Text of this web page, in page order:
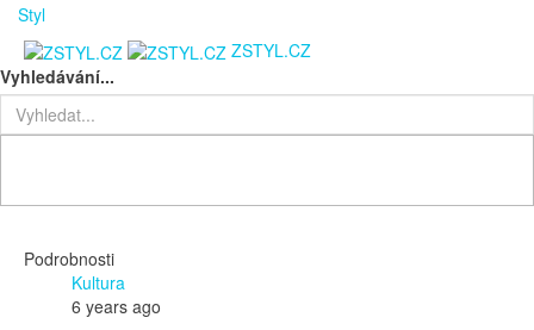
Styl
ZSTYL.CZ
Vyhledávání...
Podrobnosti
Kultura
6 years ago